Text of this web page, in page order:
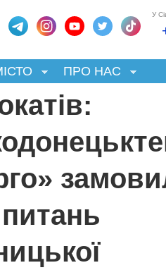
У
ПРО НАС